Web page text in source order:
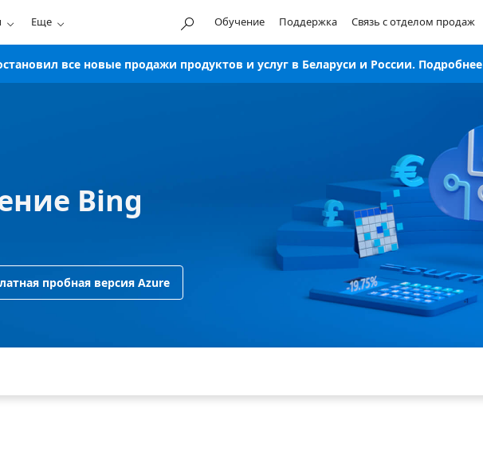
Еще Обучение Поддержка Связь с отделом продаж
все новые продажи продуктов и услуг в Беларуси и России. Подробнее
Bing
пробная версия Azure